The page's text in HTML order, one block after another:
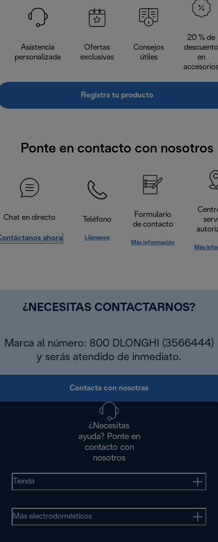
Asistencia
personalizada
Ofertas
exclusivas
Consejos
útiles
20 % de
descuento
en
Registra tu producto
Ponte en contacto con nosotros
Chat en directo
ahora
Teléfono
Llámanos
Formulario
de contacto
Más información
Más
¿NECESITAS CONTACTARNOS?
Marca al número: 800 DLONGHI (3566444)
y serás atendido de inmediato.
Contacta con nosotras
¿Necesitas
ayuda? Ponte en
contacto con
nosotros
Tienda
Más electrodomésticos